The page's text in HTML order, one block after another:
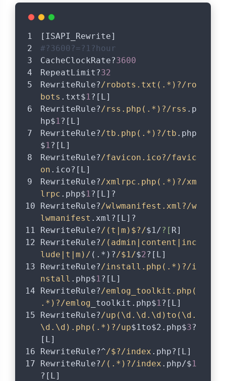
[ISAPI_Rewrite]
#?3600?=?1?hour
CacheClockRate?3600
RepeatLimit?32
RewriteRule?/robots.txt(.*)?/ro
bots .txt$1?[L]
RewriteRule?/rss.php(.*)?/rss .p
hp$1?[L]
RewriteRule?/tb.php(.*)?/tb .php
$1?[L]
RewriteRule?/favicon.ico?/favic
on .ico?[L]
RewriteRule?/xmlrpc.php(.*)?/xm
lrpc .php$1?[L]?
RewriteRule?/wlwmanifest.xml?/w
lwmanifest .xml?[L]?
RewriteRule?/(t|m)$?/$1/?[ R]
RewriteRule?/(admin|content|inc
lude|t|m)/ (.*)?/$1/$2?[L]
RewriteRule?/install.php(.*)?/i
nstall .php$1?[L]
RewriteRule?/emlog_toolkit.php(
.*)?/emlog _toolkit.php$1?[L]
RewriteRule?/up(\d.\d.\d)to(\d.
\d.\d).php(.*)?/up$1to$2 .php$3?
[L]
RewriteRule?^/$?/index .php?[L]
RewriteRule?/(.*)?/index .php/$1
?[L]